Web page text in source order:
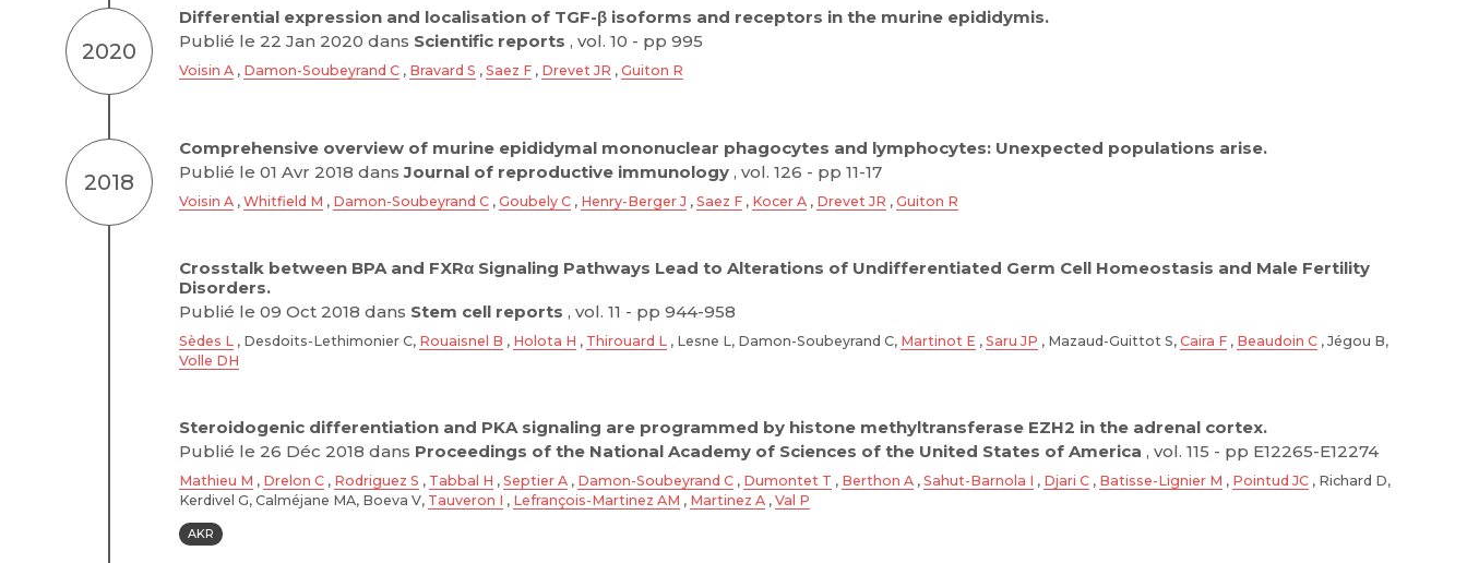
2020
Differential expression and localisation of TGF-β isoforms and receptors in the murine epididymis.
Publié le 22 Jan 2020 dans Scientific reports , vol. 10 - pp 995
Voisin A , Damon-Soubeyrand C , Bravard S , Saez F , Drevet JR , Guiton R
2018
Comprehensive overview of murine epididymal mononuclear phagocytes and lymphocytes: Unexpected populations arise.
Publié le 01 Avr 2018 dansJournal of reproductive immunology , vol. 126 - pp 11-17
Voisin A , Whitfield M , Damon-Soubeyrand C , Goubely C , Henry-Berger J , Saez F , Kocer A , Drevet JR , Guiton R
Crosstalk between BPA and FXRα Signaling Pathways Lead to Alterations of Undifferentiated Germ Cell Homeostasis and Male Fertility
Disorders.
Publié le 09 Oct 2018 dans Stem cell reports , vol. 11 - pp 944-958
Sèdes L , Desdoits-Lethimonier C, Rouaisnel B , Holota H , Thirouard L , Lesne L, Damon-Soubeyrand C, Martinot E , Saru JP , Mazaud-Guittot S, Caira F , Beaudoin C , Jégou B,
Volle DH
Steroidogenic differentiation and PKA signaling are programmed by histone methyltransferase EZH2 in the adrenal cortex.
Publié le 26 Déc 2018 dans Proceedings of the National Academy of Sciences of the United States of America , vol. 115 - pp E12265-E12274
Mathieu M , Drelon C , Rodriguez S , Tabbal H , Septier A , Damon-Soubeyrand C , Dumontet T , Berthon A , Sahut-Barnola I , Djari C , Batisse-Lignier M , Pointud JC , Richard D,
Kerdivel G, Calméjane MA, Boeva V, Tauveron I , Lefrançois-Martinez AM , Martinez A , Val P
AKR